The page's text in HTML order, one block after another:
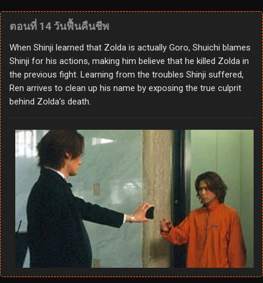
ตอนที่ 14 วันฟื้นคืนชีพ
When Shinji learned that Zolda is actually Goro, Shuichi blames
Shinji for his actions, making him believe that he killed Zolda in
the previous fight. Learning from the troubles Shinji suffered,
Ren arrives to clean up his name by exposing the true culprit
behind Zolda’s death.